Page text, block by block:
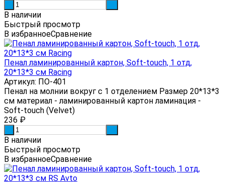
В наличии
Быстрый просмотр
В избранноеСравнение
Пенал ламинированный картон, Soft-touch, 1 отд,
20*13*3 см Racing
Артикул: ПО-401
Пенал на молнии вокруг с 1 отделением Размер 20*13*3
см материал - ламинированный картон ламинация -
Soft-touch (Velvet)
236 ₽
В наличии
Быстрый просмотр
В избранноеСравнение